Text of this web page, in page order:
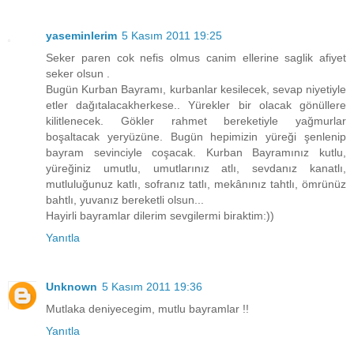
yaseminlerim 5 Kasım 2011 19:25
Seker paren cok nefis olmus canim ellerine saglik afiyet
seker olsun .
Bugün Kurban Bayramı, kurbanlar kesilecek, sevap niyetiyle
etler dağıtalacakherkese.. Yürekler bir olacak gönüllere
kilitlenecek. Gökler rahmet bereketiyle yağmurlar
boşaltacak yeryüzüne. Bugün hepimizin yüreği şenlenip
bayram sevinciyle coşacak. Kurban Bayramınız kutlu,
yüreğiniz umutlu, umutlarınız atlı, sevdanız kanatlı,
mutluluğunuz katlı, sofranız tatlı, mekânınız tahtlı, ömrünüz
bahtlı, yuvanız bereketli olsun...
Hayirli bayramlar dilerim sevgilermi biraktim:))
Yanıtla
Unknown 5 Kasım 2011 19:36
Mutlaka deniyecegim, mutlu bayramlar !!
Yanıtla